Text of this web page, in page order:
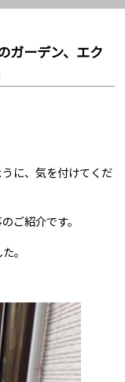
ーデン、エク
に、気を付けてくだ
ご紹介です。
。